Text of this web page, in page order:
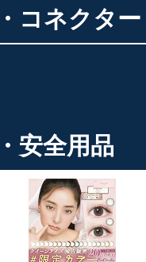
コネクター
安全用品